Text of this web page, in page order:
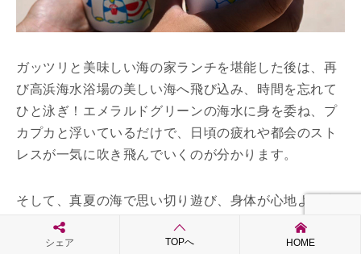
ガッツリと美味しい海の家ランチを堪能した後は、再
び高浜海水浴場の美しい海へ飛び込み、時間を忘れて
ひと泳ぎ！エメラルドグリーンの海水に身を委ね、プ
カプカと浮いているだけで、日頃の疲れや都会のスト
レスが一気に吹き飛んでいくのが分かります。
そして、真夏の海で思い切り遊び、身体が心地よい疲
労感と太陽の熱を帯びた後に食べるものといえば……
そう、日本の夏の風物詩であり、王道のデザートであ
シェア TOPへ HOME